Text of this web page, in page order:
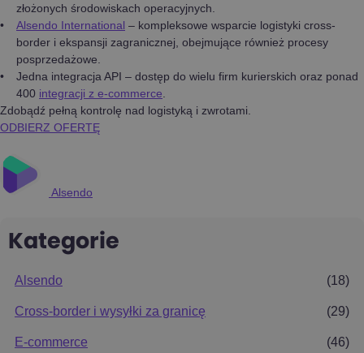
złożonych środowiskach operacyjnych.
Alsendo International – kompleksowe wsparcie logistyki cross-
border i ekspansji zagranicznej, obejmujące również procesy
posprzedażowe.
Jedna integracja API – dostęp do wielu firm kurierskich oraz ponad
400 integracji z e-commerce
Zdobądź pełną kontrolę nad logistyką i zwrotami.
ODBIERZ OFERTĘ
Alsendo
Kategorie
Alsendo (18)
Cross-border i wysyłki za granicę (29)
E-commerce (46)